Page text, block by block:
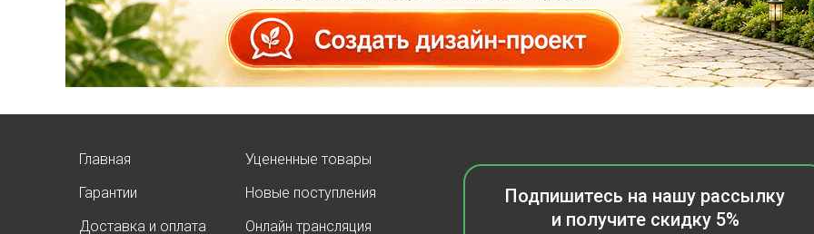
Опубликовано: 07.08.2025
Добрый день, дорогие
подписчики!
У нас началасьСУПЕР
Брабант
в наличии на
Главная
Гарантии
Доставка и оплата
Уцененные товары
Новые поступления
Онлайн трансляция
Подпишитесь на нашу рассылку
и получите скидку 5%